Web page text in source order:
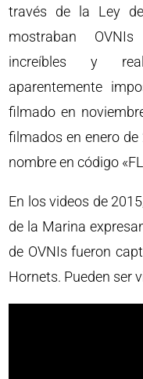
través de la Ley
mostraban
increíbles y
aparentemente
filmado en
filmados en enero
nombre en código
En los videos de
de la Marina
de OVNIs fueron
Hornets. Pueden ser